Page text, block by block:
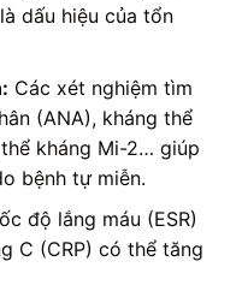
dấu hiệu của tổn
Các xét nghiệm tìm
(ANA), kháng thể
kháng Mi-2… giúp
bệnh tự miễn.
độ lắng máu (ESR)
C (CRP) có thể tăng